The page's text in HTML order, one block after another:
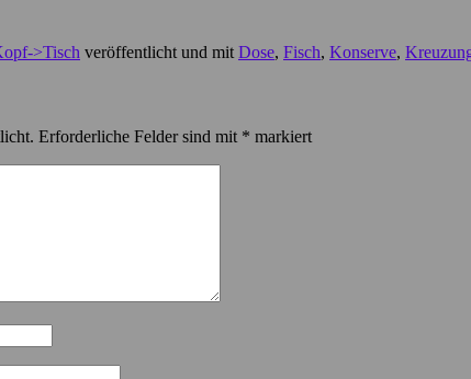
>Tisch veröffentlicht und mit Dose, Fisch, Konserve,
Erforderliche Felder sind mit * markiert